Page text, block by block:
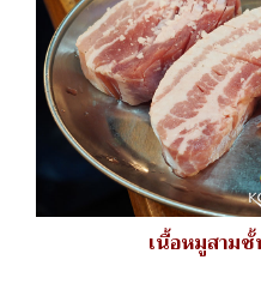
เนื้อหมูสาม